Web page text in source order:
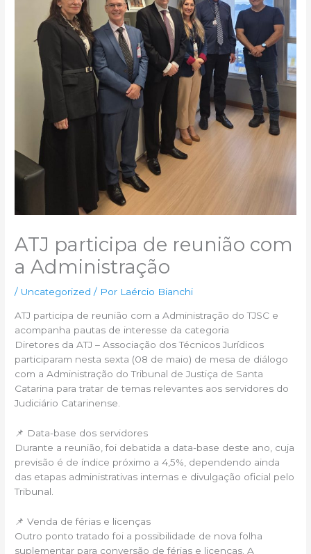
ATJ participa de reunião com
a Administração
/ Uncategorized / Por Laércio Bianchi
ATJ participa de reunião com a Administração do TJSC e
acompanha pautas de interesse da categoria
Diretores da ATJ – Associação dos Técnicos Jurídicos
participaram nesta sexta (08 de maio) de mesa de diálogo
com a Administração do Tribunal de Justiça de Santa
Catarina para tratar de temas relevantes aos servidores do
Judiciário Catarinense.
📌 Data-base dos servidores
Durante a reunião, foi debatida a data-base deste ano, cuja
previsão é de índice próximo a 4,5%, dependendo ainda
das etapas administrativas internas e divulgação oficial pelo
Tribunal.
📌 Venda de férias e licenças
Outro ponto tratado foi a possibilidade de nova folha
suplementar para conversão de férias e licenças. A